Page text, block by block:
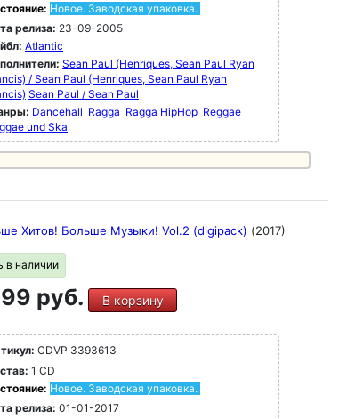
Новое. Заводская упаковка.
релиза: 23-09-2005
Atlantic
Sean Paul (Henriques, Sean Paul Ryan
/ Sean Paul (Henriques, Sean Paul Ryan
Sean Paul / Sean Paul
Dancehall Ragga Ragga HipHop Reggae
und Ska
Хитов! Больше Музыки! Vol.2 (digipack) (2017)
в наличии
руб. В корзину
CDVP 3393613
1 CD
Новое. Заводская упаковка.
релиза: 01-01-2017